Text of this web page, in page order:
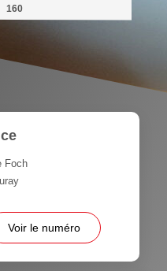
160
Foch
Voir le numéro